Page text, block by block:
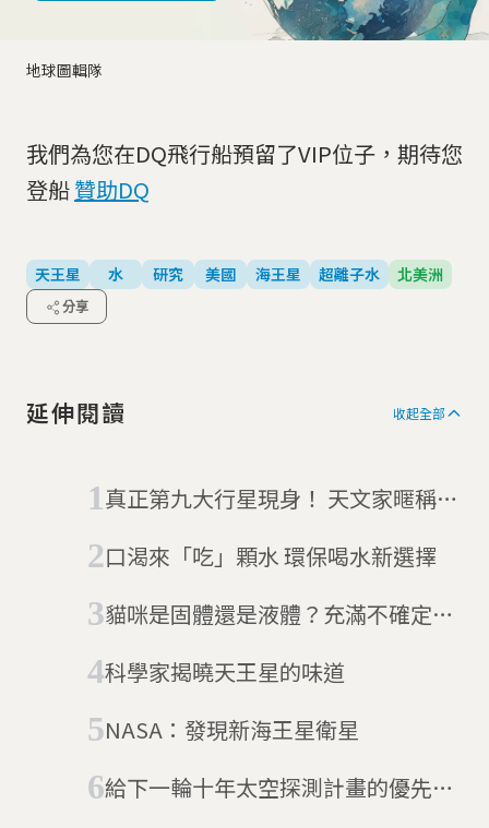
地球圖輯隊
我們為您在DQ飛行船預留了VIP位子，期待您
登船贊助DQ
天王星 水 研究 美國 海王星 超離子水 北美洲
分享
延伸閱讀 收起全部
真正第九大行星現身！ 天文家暱稱它
口渴來「吃」顆水 環保喝水新選擇
貓咪是固體還是液體？充滿不確定的
科學家揭曉天王星的味道
NASA：發現新海王星衛星
給下一輪十年太空探測計畫的優先建